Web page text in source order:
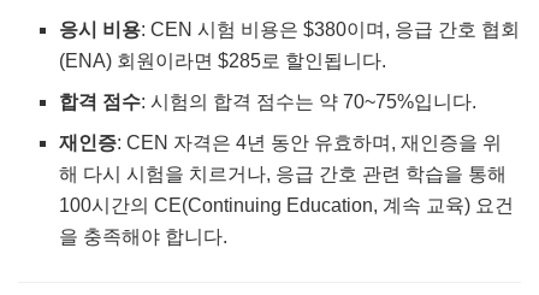
응시 비용: CEN 시험 비용은 $380이며, 응급 간호 협회
(ENA) 회원이라면 $285로 할인됩니다.
합격 점수: 시험의 합격 점수는 약 70~75%입니다.
재인증: CEN 자격은 4년 동안 유효하며, 재인증을 위
해 다시 시험을 치르거나, 응급 간호 관련 학습을 통해
100시간의 CE(Continuing Education, 계속 교육) 요건
을 충족해야 합니다.